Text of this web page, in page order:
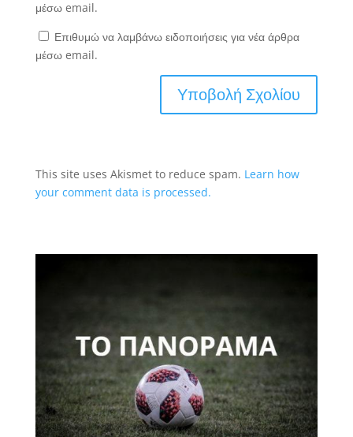
μέσω email.
Επιθυμώ να λαμβάνω ειδοποιήσεις για νέα άρθρα
μέσω email.
This site uses Akismet to reduce spam. Learn how
your comment data is processed.